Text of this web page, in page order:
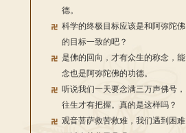
德。
科学的终极目标应该是和阿弥陀佛
的目标一致的吧？
是佛的回向，才有众生的称念，能
念也是阿弥陀佛的功德。
听说我们一天要念满三万声佛号，
往生才有把握。真的是这样吗？
观音菩萨救苦救难，我们遇到困难